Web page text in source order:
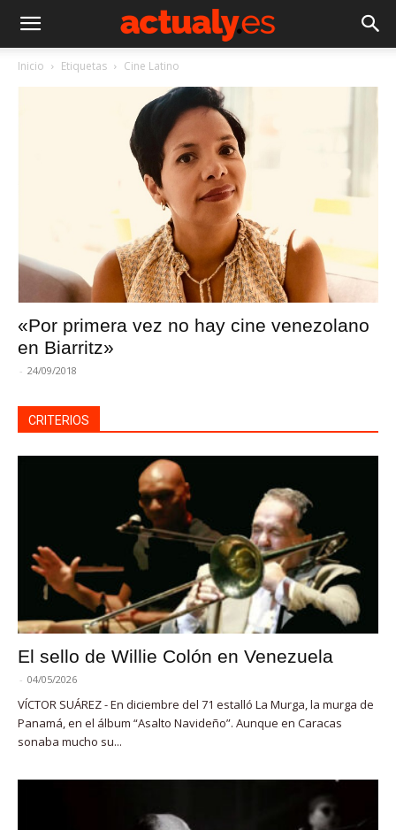
Inicio Etiquetas Cine Latino
«Por primera vez no hay cine venezolano
en Biarritz»
- 24/09/2018
CRITERIOS
El sello de Willie Colón en Venezuela
- 04/05/2026
VÍCTOR SUÁREZ - En diciembre del 71 estalló La Murga, la murga de
Panamá, en el álbum “Asalto Navideño”. Aunque en Caracas
sonaba mucho su...